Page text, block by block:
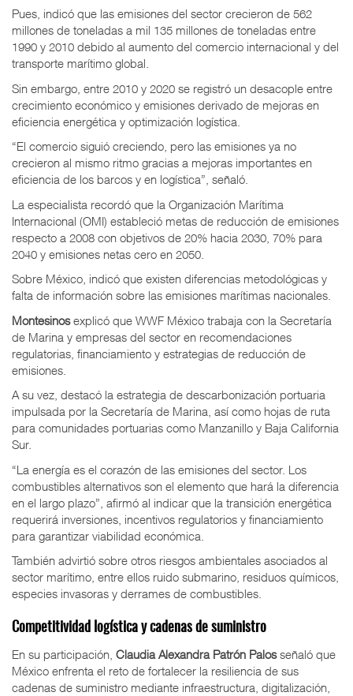
Pues, indicó que las emisiones del sector crecieron de 562
millones de toneladas a mil 135 millones de toneladas entre
1990 y 2010 debido al aumento del comercio internacional y del
transporte marítimo global.
Sin embargo, entre 2010 y 2020 se registró un desacople entre
crecimiento económico y emisiones derivado de mejoras en
eficiencia energética y optimización logística.
“El comercio siguió creciendo, pero las emisiones ya no
crecieron al mismo ritmo gracias a mejoras importantes en
eficiencia de los barcos y en logística”, señaló.
La especialista recordó que la Organización Marítima
Internacional (OMI) estableció metas de reducción de emisiones
respecto a 2008 con objetivos de 20% hacia 2030, 70% para
2040 y emisiones netas cero en 2050.
Sobre México, indicó que existen diferencias metodológicas y
falta de información sobre las emisiones marítimas nacionales.
Montesinosexplicó que WWF México trabaja con la Secretaría
de Marina y empresas del sector en recomendaciones
regulatorias, financiamiento y estrategias de reducción de
emisiones.
A su vez, destacó la estrategia de descarbonización portuaria
impulsada por la Secretaría de Marina, así como hojas de ruta
para comunidades portuarias como Manzanillo y Baja California
Sur.
“La energía es el corazón de las emisiones del sector. Los
combustibles alternativos son el elemento que hará la diferencia
en el largo plazo”, afirmó al indicar que la transición energética
requerirá inversiones, incentivos regulatorios y financiamiento
para garantizar viabilidad económica.
También advirtió sobre otros riesgos ambientales asociados al
sector marítimo, entre ellos ruido submarino, residuos químicos,
especies invasoras y derrames de combustibles.
Competitividad logística y cadenas de suministro
En su participación, Claudia Alexandra Patrón Palosseñaló que
México enfrenta el reto de fortalecer la resiliencia de sus
cadenas de suministro mediante infraestructura, digitalización,